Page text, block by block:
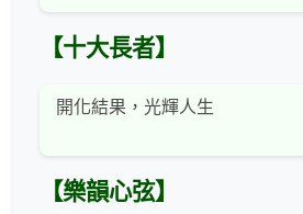
【十大長者】
開化結果，光輝人生
【樂韻心弦】